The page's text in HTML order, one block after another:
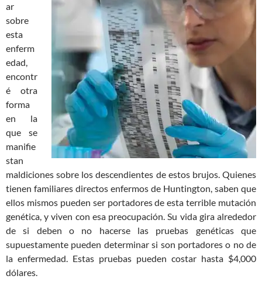
ar
sobre
esta
enferm
edad,
encontr
é otra
forma
en la
que se
manifie
stan
maldiciones sobre los descendientes de estos brujos. Quienes
tienen familiares directos enfermos de Huntington, saben que
ellos mismos pueden ser portadores de esta terrible mutación
genética, y viven con esa preocupación. Su vida gira alrededor
de si deben o no hacerse las pruebas genéticas que
supuestamente pueden determinar si son portadores o no de
la enfermedad. Estas pruebas pueden costar hasta $4,000
dólares.